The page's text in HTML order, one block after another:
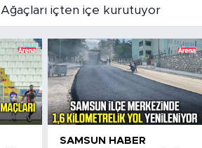
Ağaçları içten içe kurutuyor
SAMSUN HABER